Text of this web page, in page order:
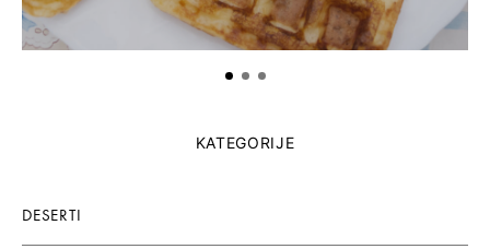
KATEGORIJE
DESERTI